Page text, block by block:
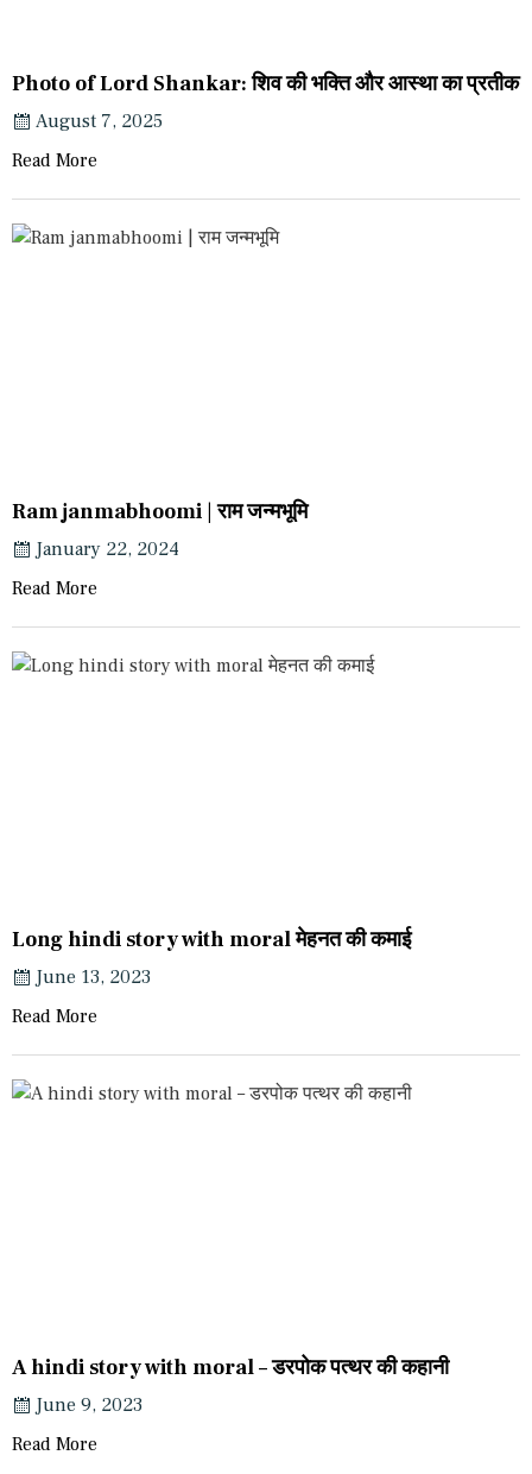
Photo of Lord Shankar: शिव की भक्ति और आस्था का प्रतीक
August 7, 2025
Read More
Ram janmabhoomi | राम जन्मभूमि
January 22, 2024
Read More
Long hindi story with moral मेहनत की कमाई
June 13, 2023
Read More
A hindi story with moral – डरपोक पत्थर की कहानी
June 9, 2023
Read More